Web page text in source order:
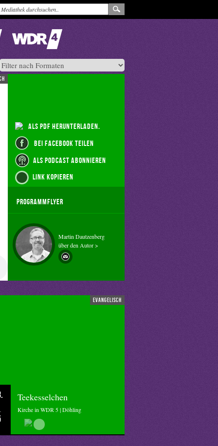
als PDF herunterladen.
bei Facebook teilen
als Podcast abonnieren
Link kopieren
Programmflyer
Martin Dautzenberg
über den Autor >
evangelisch
Teekesselchen
Kirche in WDR 5 | Döhling